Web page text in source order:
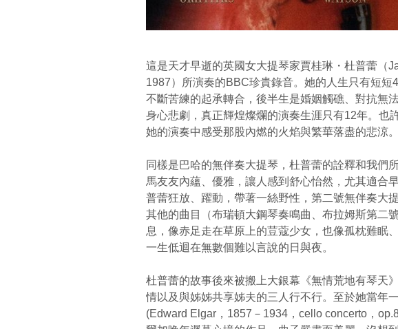
這是天才早逝的英國女大提琴家賈桂琳・杜普蕾（
1987）所演奏的BBC珍貴錄音。她的人生只有短短
不斷苦練的起承轉合，後半生是婚姻觸礁、對抗無
身心悲劇，真正輝煌燦爛的演奏生涯只有12年。也
她的演奏中感受那股內燃的火焰與繁華落盡的悲涼。
同樣是巴哈的無伴奏大提琴，杜普蕾的詮釋和我們
馬友友內蘊、優雅，讓人感到舒心怡然，尤其適合
普蕾狂放、躍動，帶著一絲野性，第二號無伴奏大
其他的曲目（布瑞頓大鋼琴奏鳴曲、布拉姆斯第二
息，像赤足走在草原上的荳蔻少女，也像孤枕難眠
一生低迴在無數個難以言說的日與夜。
杜普蕾的故事後來被搬上大銀幕《無情荒地有琴天
情以及與姊姊共享姊夫的三人行不行。至於她當年
(Edward Elgar，1857－1934，cello concerto，